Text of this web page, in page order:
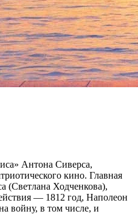
войны с
2014, среда
Антона Сиверса,
кино. Главная
(Светлана Ходченкова),
— 1812 год, Наполеон
войну, в том числе, и